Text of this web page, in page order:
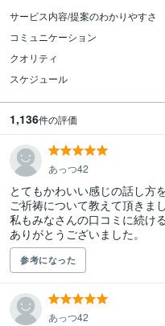
サービス内容/提案のわかりやすさ
コミュニケーション
クオリティ
スケジュール
1,136件の評価
あっつ42
とてもかわいい感じの話し方
ご祈祷について教えて頂きまし
私もみなさんの口コミに続け
参考になった
あっつ42